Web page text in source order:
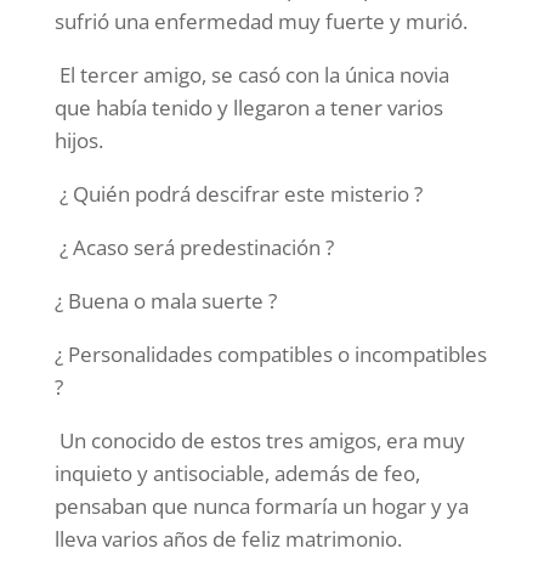
sufrió una enfermedad muy fuerte y murió.
El tercer amigo, se casó con la única novia
que había tenido y llegaron a tener varios
hijos.
¿ Quién podrá descifrar este misterio ?
¿ Acaso será predestinación ?
¿ Buena o mala suerte ?
¿ Personalidades compatibles o incompatibles
?
Un conocido de estos tres amigos, era muy
inquieto y antisociable, además de feo,
pensaban que nunca formaría un hogar y ya
lleva varios años de feliz matrimonio.